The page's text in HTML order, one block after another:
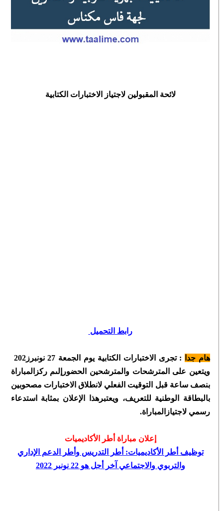
لائحة المقبولين لاجتياز الاختبارات الكتابية
رابط التحميل
هام جدا
ويتعين على المترشحات والمترشحين الحضورإلىم ركزالمباراة
بنصف ساعة قبل التوقيت الفعلي لانطلاق الاختبارات مصحوبين
بالبطاقة الوطنية للتعريف، ويعتبرهذا الإعلان بمثابة استدعاء
رسمي لاجتيازالمباراة.
إعلان مباراة أطر الأكاديميات
توظيف أطر الأكاديميات: أطر التدريس وأطر الدعم الإداري
والتربوي والاجتماعي آخر أجل هو 22 نونبر 2022